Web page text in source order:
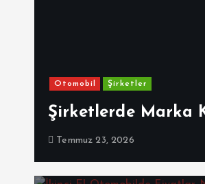
Otomobil Şirketler
Şirketlerde Marka
Temmuz 23, 2026